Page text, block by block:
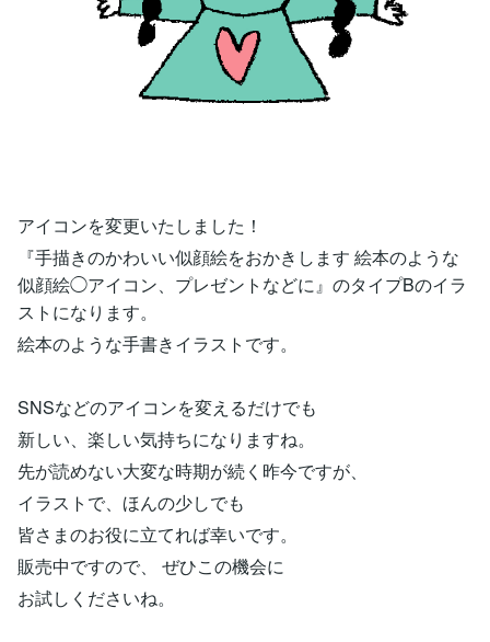
アイコンを変更いたしました！
『手描きのかわいい似顔絵をおかきします 絵本のような
似顔絵◯アイコン、プレゼントなどに』のタイプBのイラ
ストになります。
絵本のような手書きイラストです。
SNSなどのアイコンを変えるだけでも
新しい、楽しい気持ちになりますね。
先が読めない大変な時期が続く昨今ですが、
イラストで、ほんの少しでも
皆さまのお役に立てれば幸いです。
販売中ですので、 ぜひこの機会に
お試しくださいね。